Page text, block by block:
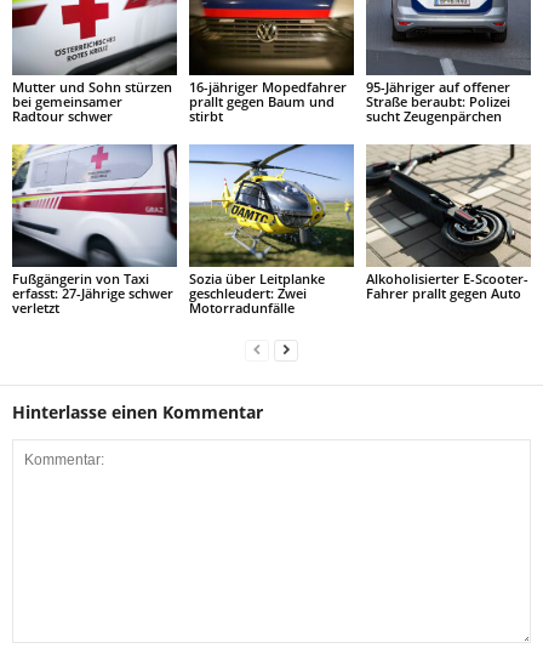
Mutter und Sohn stürzen
bei gemeinsamer
Radtour schwer
16-jähriger Mopedfahrer
prallt gegen Baum und
stirbt
95-Jähriger auf offener
Straße beraubt: Polizei
sucht Zeugenpärchen
Fußgängerin von Taxi
erfasst: 27-Jährige schwer
verletzt
Sozia über Leitplanke
geschleudert: Zwei
Motorradunfälle
Alkoholisierter E-Scooter-
Fahrer prallt gegen Auto
Hinterlasse einen Kommentar